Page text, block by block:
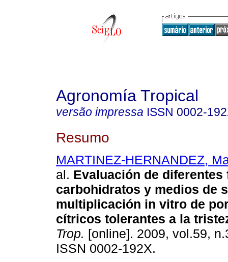
Agronomía Tropical
versão impressa ISSN 0002-
Resumo
MARTINEZ-HERNANDEZ,
al. Evaluación de diferentes
carbohidratos y medios de
multiplicación in vitro de
cítricos tolerantes a la
Trop. [online]. 2009, vol.59,
ISSN 0002-192X.